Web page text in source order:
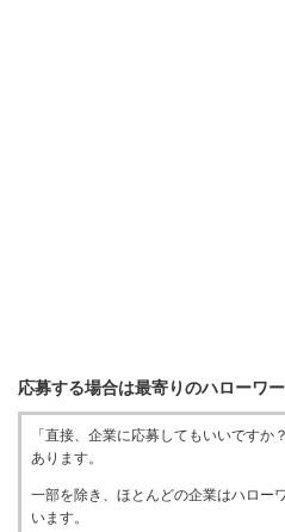
応募する場合は最寄りのハローワ
「直接、企業に応募してもいいです
あります。
一部を除き、ほとんどの企業はハロー
います。